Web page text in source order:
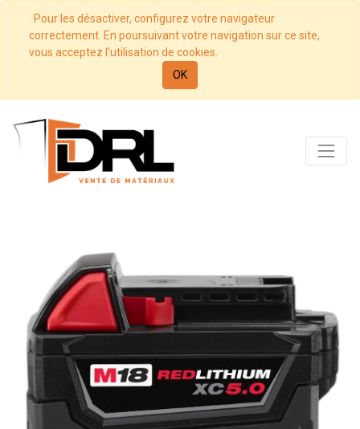
. Pour les désactiver, configurez votre navigateur
correctement. En poursuivant votre navigation sur ce site,
vous acceptez l’utilisation de cookies.
OK